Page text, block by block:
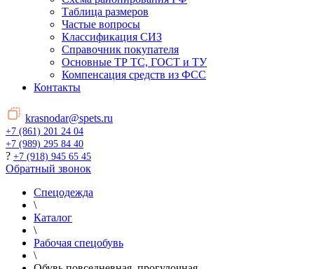
Таблица размеров
Частые вопросы
Классификация СИЗ
Справочник покупателя
Основные ТР ТС, ГОСТ и ТУ
Компенсация средств из ФСС
Контакты
krasnodar@spets.ru
+7 (861) 201 24 04
+7 (989) 295 84 40
? +7 (918) 945 65 45
Обратный звонок
Спецодежда
\
Каталог
\
Рабочая спецобувь
\